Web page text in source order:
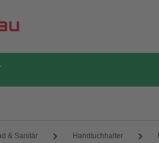
& Sanitär Handtuchhalter